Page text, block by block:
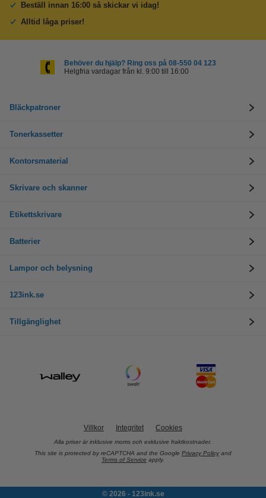
Beställ innan 16:00 så skickar vi idag!
Alltid låga priser!
Behöver du hjälp? Ring oss på 08-550 04 123
Helgfria vardagar från kl. 9:00 till 16:00
Bläckpatroner
Tonerkassetter
Kontorsmaterial
Skrivare och skanner
Etikettskrivare
Batterier
Lampor och belysning
123ink.se
Tillgänglighet
Villkor Integritet Cookies
Alla priser är inklusive moms och exklusive fraktkostnader.
This site is protected by reCAPTCHA and the Google Privacy Policy and
Terms of Service apply.
© 2026 - 123ink.se